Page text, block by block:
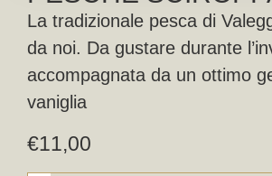
La tradizionale pesca di
da noi. Da gustare durante
accompagnata da un ottimo
vaniglia
€11,00